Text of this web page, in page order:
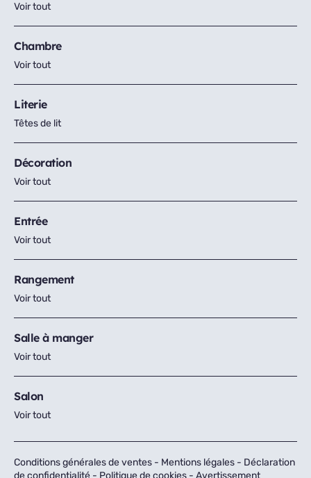
Voir tout
Chambre
Voir tout
Literie
Têtes de lit
Décoration
Voir tout
Entrée
Voir tout
Rangement
Voir tout
Salle à manger
Voir tout
Salon
Voir tout
Conditions générales de ventes - Mentions légales - Déclaration